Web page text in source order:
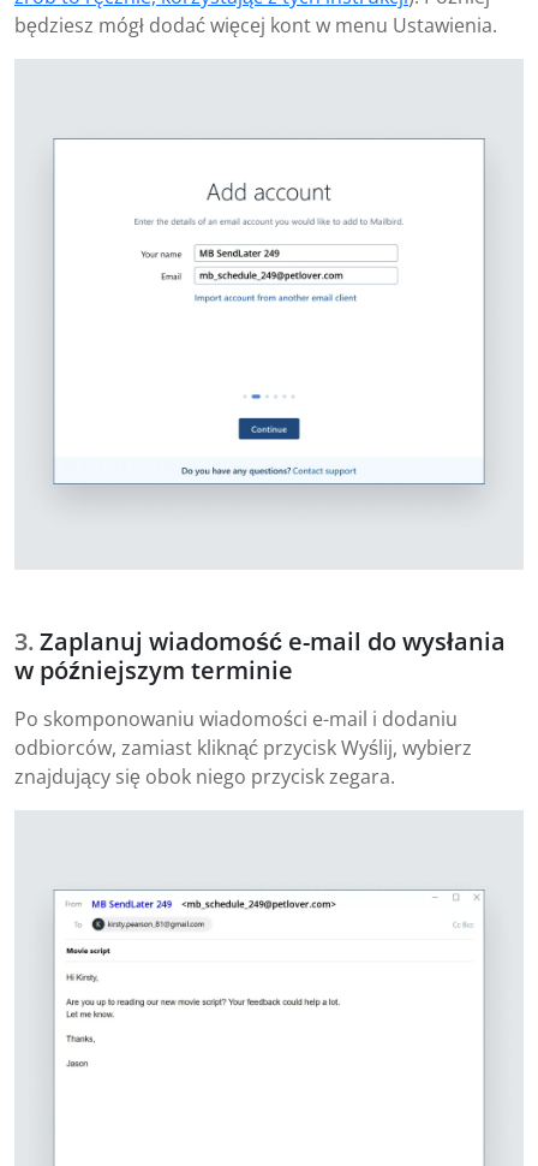
będziesz mógł dodać więcej kont w menu Ustawienia.
Zaplanuj wiadomość e-mail do wysłania
w późniejszym terminie
Po skomponowaniu wiadomości e-mail i dodaniu
odbiorców, zamiast kliknąć przycisk Wyślij, wybierz
znajdujący się obok niego przycisk zegara.